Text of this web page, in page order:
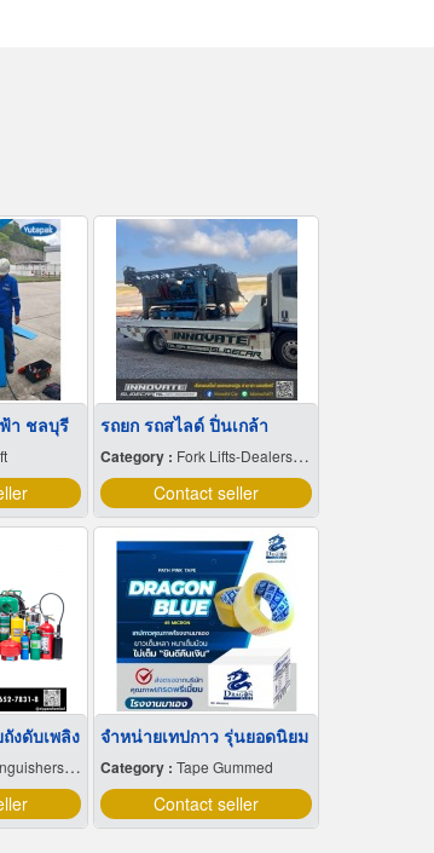
า ชลบุรี รถยก รถสไลด์ ปิ่นเกล้า
Category : Fork Lifts-Dealers & Service
Contact seller
งดับเพลิง
& Equipment
จำหน่ายเทปกาว รุ่นยอดนิยม
Category :Tape Gummed
Contact seller